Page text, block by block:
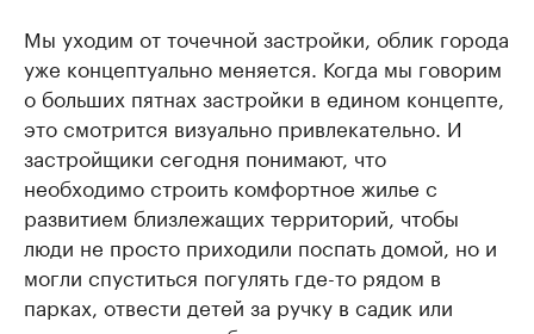
Мы уходим от точечной застройки, облик города
уже концептуально меняется. Когда мы говорим
о больших пятнах застройки в едином концепте,
это смотрится визуально привлекательно. И
застройщики сегодня понимают, что
необходимо строить комфортное жилье с
развитием близлежащих территорий, чтобы
люди не просто приходили поспать домой, но и
могли спуститься погулять где-то рядом в
парках, отвести детей за ручку в садик или